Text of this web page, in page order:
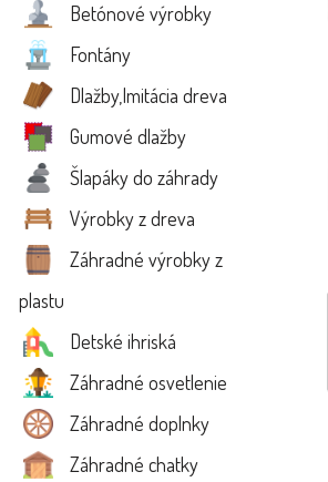
Betónové výrobky
Fontány
Dlažby,Imitácia dreva
Gumové dlažby
Šlapáky do záhrady
Výrobky z dreva
Záhradné výrobky z
plastu
Detské ihriská
Záhradné osvetlenie
Záhradné doplnky
Záhradné chatky